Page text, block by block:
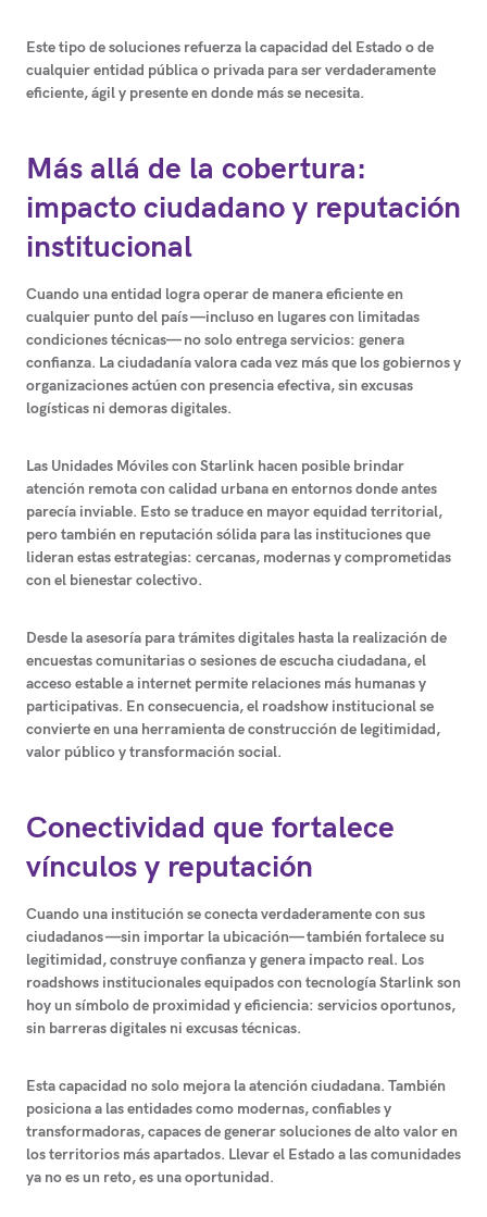
Este tipo de soluciones refuerza la capacidad del Estado o de
cualquier entidad pública o privada para ser verdaderamente
eficiente, ágil y presente en donde más se necesita.
Más allá de la cobertura:
impacto ciudadano y reputación
institucional
Cuando una entidad logra operar de manera eficiente en
cualquier punto del país —incluso en lugares con limitadas
condiciones técnicas—no solo entrega servicios: genera
confianza. La ciudadanía valora cada vez más que los gobiernos y
organizaciones actúen con presencia efectiva, sin excusas
logísticas ni demoras digitales.
Las Unidades Móviles con Starlink hacen posible brindar
atención remota con calidad urbana en entornos donde antes
parecía inviable. Esto se traduce en mayor equidad territorial,
pero también en reputación sólida para las institucionesque
lideran estas estrategias: cercanas, modernas y comprometidas
con el bienestar colectivo.
Desde la asesoría para trámites digitales hasta la realización de
encuestas comunitarias o sesiones de escucha ciudadana, el
acceso estable a internet permite relaciones más humanas y
participativas. En consecuencia, el roadshow institucional se
convierte en una herramienta de construcción de legitimidad,
valor público y transformación social.
Conectividad que fortalece
vínculos y reputación
Cuando una institución se conecta verdaderamente con sus
ciudadanos —sin importar la ubicación— también fortalece su
legitimidad, construye confianza y genera impacto real. Los
roadshows institucionales equipados con tecnología Starlink son
hoy un símbolo de proximidad y eficiencia: servicios oportunos,
sin barreras digitales ni excusas técnicas.
Esta capacidad no solo mejora la atención ciudadana. También
posiciona a las entidades como modernas, confiables y
transformadoras, capaces de generar soluciones de alto valor en
los territorios más apartados. Llevar el Estado a las comunidades
ya no es un reto, es una oportunidad.